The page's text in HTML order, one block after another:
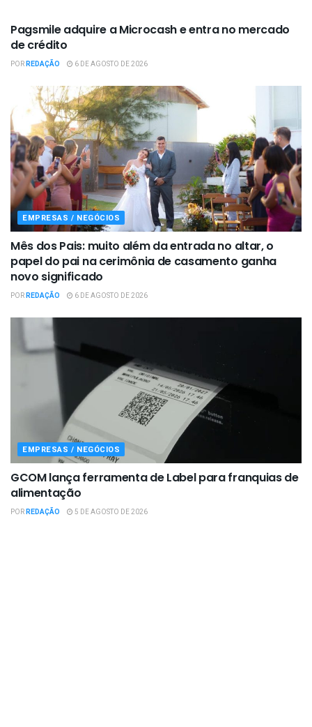
Pagsmile adquire a Microcash e entra no mercado
de crédito
PORREDAÇÃO 6 DE AGOSTO DE 2026
EMPRESAS / NEGÓCIOS
Mês dos Pais: muito além da entrada no altar, o
papel do pai na cerimônia de casamento ganha
novo significado
PORREDAÇÃO 6 DE AGOSTO DE 2026
EMPRESAS / NEGÓCIOS
GCOM lança ferramenta de Label para franquias de
alimentação
PORREDAÇÃO 5 DE AGOSTO DE 2026